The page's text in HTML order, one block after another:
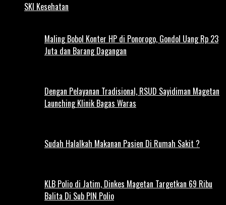
SKI Kesehatan
Maling Bobol Konter HP di Ponorogo, Gondol Uang Rp 23
Juta dan Barang Dagangan
Dengan Pelayanan Tradisional, RSUD Sayidiman Magetan
Launching Klinik Bagas Waras
Sudah Halalkah Makanan Pasien Di Rumah Sakit ?
KLB Polio di Jatim, Dinkes Magetan Targetkan 69 Ribu
Balita Di Sub PIN Polio